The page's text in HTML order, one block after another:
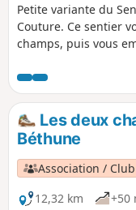
Petite variante du
Couture. Ce sentier
champs, puis vous
quelques heures
Les deux
Béthune
Association /
12,32 km
+50